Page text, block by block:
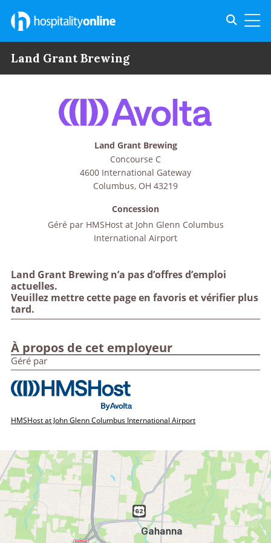
Land Grant Brewing
Land Grant Brewing n’a pas d’offres d’emploi
actuelles.
Veuillez mettre cette page en favoris et vérifier plus
tard.
Land Grant Brewing
Concourse C
4600 International Gateway
Columbus, OH 43219
Concession
Géré par HMSHost at John Glenn Columbus
International Airport
À propos de cet employeur
Géré par
HMSHost at John Glenn Columbus International Airport